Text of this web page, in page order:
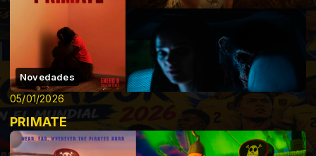
Novedades
05/01/2026
PRIMATE